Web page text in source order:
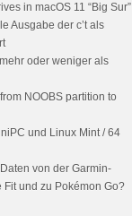
in macOS 11 “Big Sur”
Ausgabe der c’t als
oder weniger als
NOOBS partition to
und Linux Mint / 64
von der Garmin-
Fit und zu Pokémon Go?